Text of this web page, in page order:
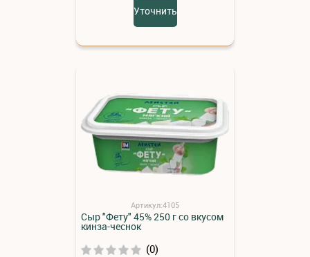
Уточнить
Артикул:4105
Сыр "Фету" 45% 250 г со вкусом
кинза-чеснок
(0)